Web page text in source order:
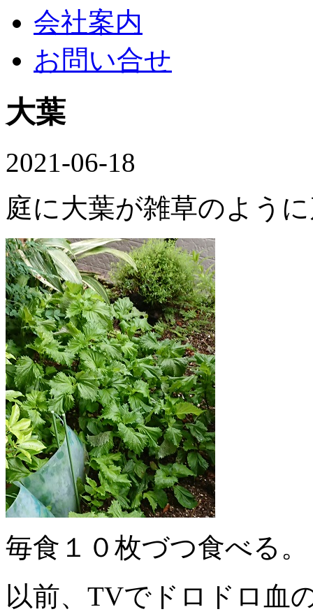
会社案内
お問い合せ
大葉
2021-06-18
庭に大葉が雑草のよう
毎食１０枚づつ食べる。
以前、TVでドロドロ血